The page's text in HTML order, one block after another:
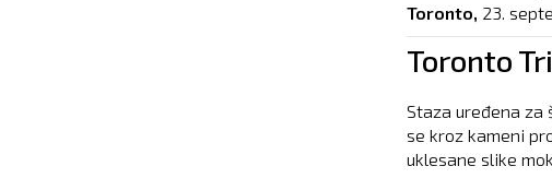
Toronto, 23.
Toronto
Staza uređena za
se kroz kameni
uklesane slike